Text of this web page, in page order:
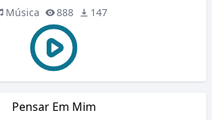
Música 888 147
Pensar Em Mim